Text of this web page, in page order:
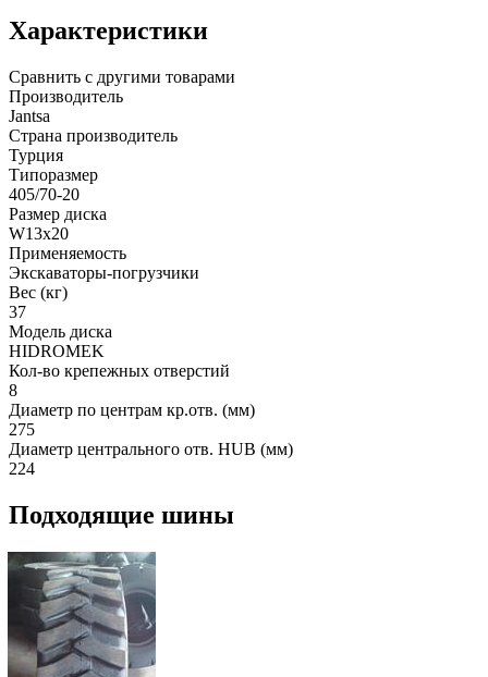
Характеристики
Сравнить с другими товарами
Производитель
Jantsa
Страна производитель
Турция
Типоразмер
405/70-20
Размер диска
W13х20
Применяемость
Экскаваторы-погрузчики
Вес (кг)
37
Модель диска
HIDROМЕK
Кол-во крепежных отверстий
8
Диаметр по центрам кр.отв. (мм)
275
Диаметр центрального отв. HUB (мм)
224
Подходящие шины